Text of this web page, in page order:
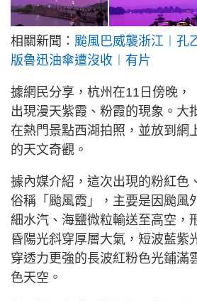
相關新聞： 颱風巴威襲浙江︱孔
版魯迅油傘遭沒收︱有片
據網民分享，杭州在11日傍晚，
出現漫天紫霞、粉霞的現象。大
在熱門景點西湖拍照，並放到網
的天文奇觀。
據內媒介紹，這次出現的粉紅色
俗稱「颱風霞」，主要是因颱風
細水汽、海鹽微粒輸送至高空，
昏陽光斜穿厚層大氣，短波藍紫
穿透力更強的長波紅粉色光鋪滿
色天空。